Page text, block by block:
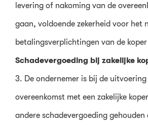
levering of nakoming van de
gaan, voldoende zekerheid voor het
betalingsverplichtingen van de
Schadevergoeding bij zakelijke
3. De ondernemer is bij de uitvoering
overeenkomst met een zakelijke
andere schadevergoeding gehouden